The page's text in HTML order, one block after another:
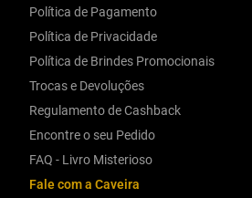
Política de Pagamento
Política de Privacidade
Política de Brindes Promocionais
Trocas e Devoluções
Regulamento de Cashback
Encontre o seu Pedido
FAQ - Livro Misterioso
Fale com a Caveira